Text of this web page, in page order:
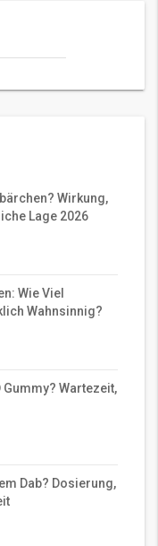
Wirkung,
Lage 2026
Wie Viel
Wahnsinnig?
Gummy? Wartezeit,
Dab? Dosierung,